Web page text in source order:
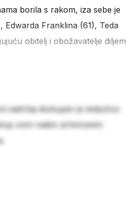
borila s rakom, iza sebe je
Franklina (61), Teda
obitelj i obožavatelje diljem
sadržaj dostupan je isključivo
svim našim arhiviranim